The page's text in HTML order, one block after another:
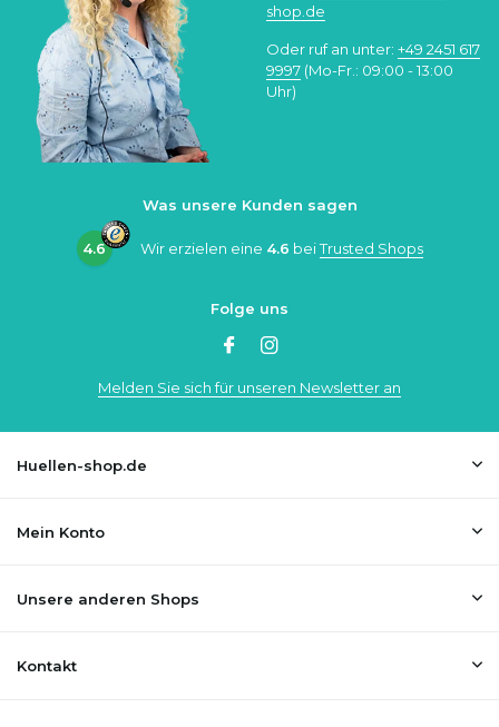
shop.de
Oder ruf an unter: +49 2451 617
9997 (Mo-Fr.: 09:00 - 13:00
Uhr)
Was unsere Kunden sagen
4.6 Wir erzielen eine 4.6 beiTrusted Shops
Folge uns
Melden Sie sich für unseren Newsletter an
Huellen-shop.de
Mein Konto
Unsere anderen Shops
Kontakt